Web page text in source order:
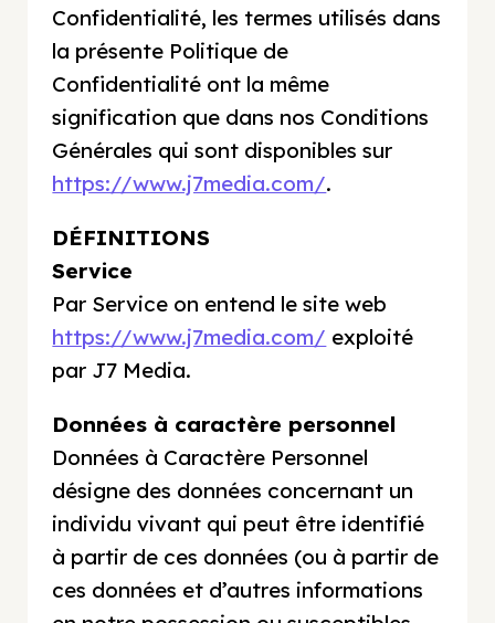
Confidentialité, les termes utilisés dans
la présente Politique de
Confidentialité ont la même
signification que dans nos Conditions
Générales qui sont disponibles sur
https://www.j7media.com/.
DÉFINITIONS
Service
Par Service on entend le site web
https://www.j7media.com/ exploité
par J7 Media.
Données à caractère personnel
Données à Caractère Personnel
désigne des données concernant un
individu vivant qui peut être identifié
à partir de ces données (ou à partir de
ces données et d’autres informations